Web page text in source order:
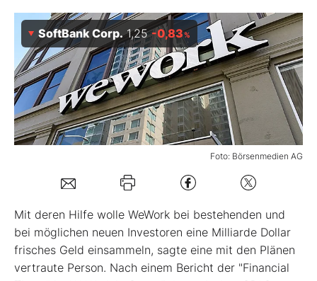
BO-Musterdepots
Experten
Mein B:O
Mein Konto
Folgen Sie uns
Kontakt
Foto: Börsenmedien AG
SoftBank Corp. 1,25 -0,83%
Mit deren Hilfe wolle WeWork bei bestehenden und
bei möglichen neuen Investoren eine Milliarde Dollar
frisches Geld einsammeln, sagte eine mit den Plänen
vertraute Person. Nach einem Bericht der "Financial